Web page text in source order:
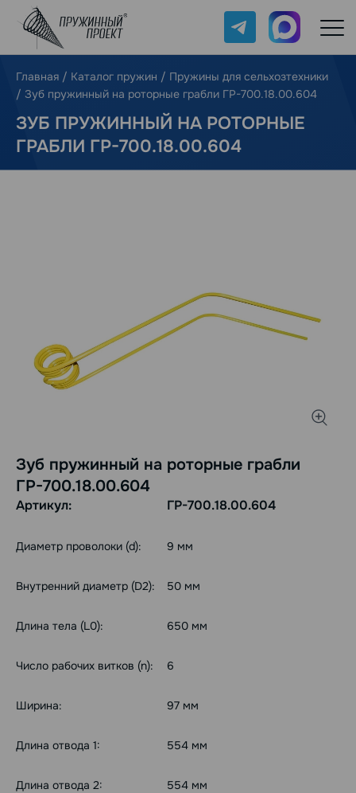
Telegram Max
Главная / Каталог пружин / Пружины для сельхозтехники
/ Зуб пружинный на роторные грабли ГР-700.18.00.604
ЗУБ ПРУЖИННЫЙ НА РОТОРНЫЕ
ГРАБЛИ ГР-700.18.00.604
Зуб пружинный на роторные грабли
ГР-700.18.00.604
Артикул: ГР-700.18.00.604
Диаметр проволоки (d): 9 мм
Внутренний диаметр (D2): 50 мм
Длина тела (L0): 650 мм
Число рабочих витков (n): 6
Ширина: 97 мм
Длина отвода 1: 554 мм
Длина отвода 2: 554 мм